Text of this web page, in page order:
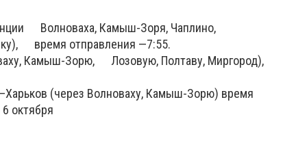
Волноваха, Камыш-Зоря, Чаплино,
время отправления —7:55.
Камыш-Зорю, Лозовую, Полтаву, Миргород),
(через Волноваху, Камыш-Зорю) время
октября